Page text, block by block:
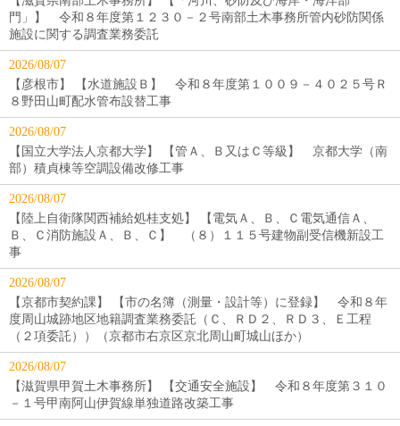
門」】 令和８年度第１２３０－２号南部土木事務所管内砂防関係
施設に関する調査業務委託
2026/08/07
【彦根市】 【水道施設Ｂ】 令和８年度第１００９－４０２５号Ｒ
８野田山町配水管布設替工事
2026/08/07
【国立大学法人京都大学】 【管Ａ、Ｂ又はＣ等級】 京都大学（南
部）積貞棟等空調設備改修工事
2026/08/07
【陸上自衛隊関西補給処桂支処】 【電気Ａ、Ｂ、Ｃ電気通信Ａ、
Ｂ、Ｃ消防施設Ａ、Ｂ、Ｃ】 （８）１１５号建物副受信機新設工
事
2026/08/07
【京都市契約課】 【市の名簿（測量・設計等）に登録】 令和８年
度周山城跡地区地籍調査業務委託（Ｃ、ＲＤ２、ＲＤ３、Ｅ工程
（２項委託））（京都市右京区京北周山町城山ほか）
2026/08/07
【滋賀県甲賀土木事務所】 【交通安全施設】 令和８年度第３１０
－１号甲南阿山伊賀線単独道路改築工事